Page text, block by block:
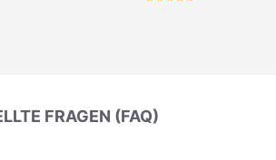
FRAGEN (FAQ)